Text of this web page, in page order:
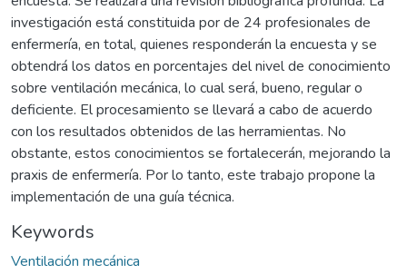
investigación está constituida por de 24 profesionales de
enfermería, en total, quienes responderán la encuesta y se
obtendrá los datos en porcentajes del nivel de conocimiento
sobre ventilación mecánica, lo cual será, bueno, regular o
deficiente. El procesamiento se llevará a cabo de acuerdo
con los resultados obtenidos de las herramientas. No
obstante, estos conocimientos se fortalecerán, mejorando la
praxis de enfermería. Por lo tanto, este trabajo propone la
implementación de una guía técnica.
Keywords
Ventilación mecánica